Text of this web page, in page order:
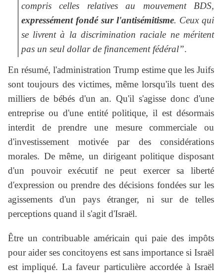
compris celles relatives au mouvement BDS,
expressément fondé sur l'antisémitisme. Ceux qui
se livrent à la discrimination raciale ne méritent
pas un seul dollar de financement fédéral”.
En résumé, l'administration Trump estime que les Juifs
sont toujours des victimes, même lorsqu'ils tuent des
milliers de bébés d'un an. Qu'il s'agisse donc d'une
entreprise ou d'une entité politique, il est désormais
interdit de prendre une mesure commerciale ou
d'investissement motivée par des considérations
morales. De même, un dirigeant politique disposant
d'un pouvoir exécutif ne peut exercer sa liberté
d'expression ou prendre des décisions fondées sur les
agissements d'un pays étranger, ni sur de telles
perceptions quand il s'agit d'Israël.
Être un contribuable américain qui paie des impôts
pour aider ses concitoyens est sans importance si Israël
est impliqué. La faveur particulière accordée à Israël